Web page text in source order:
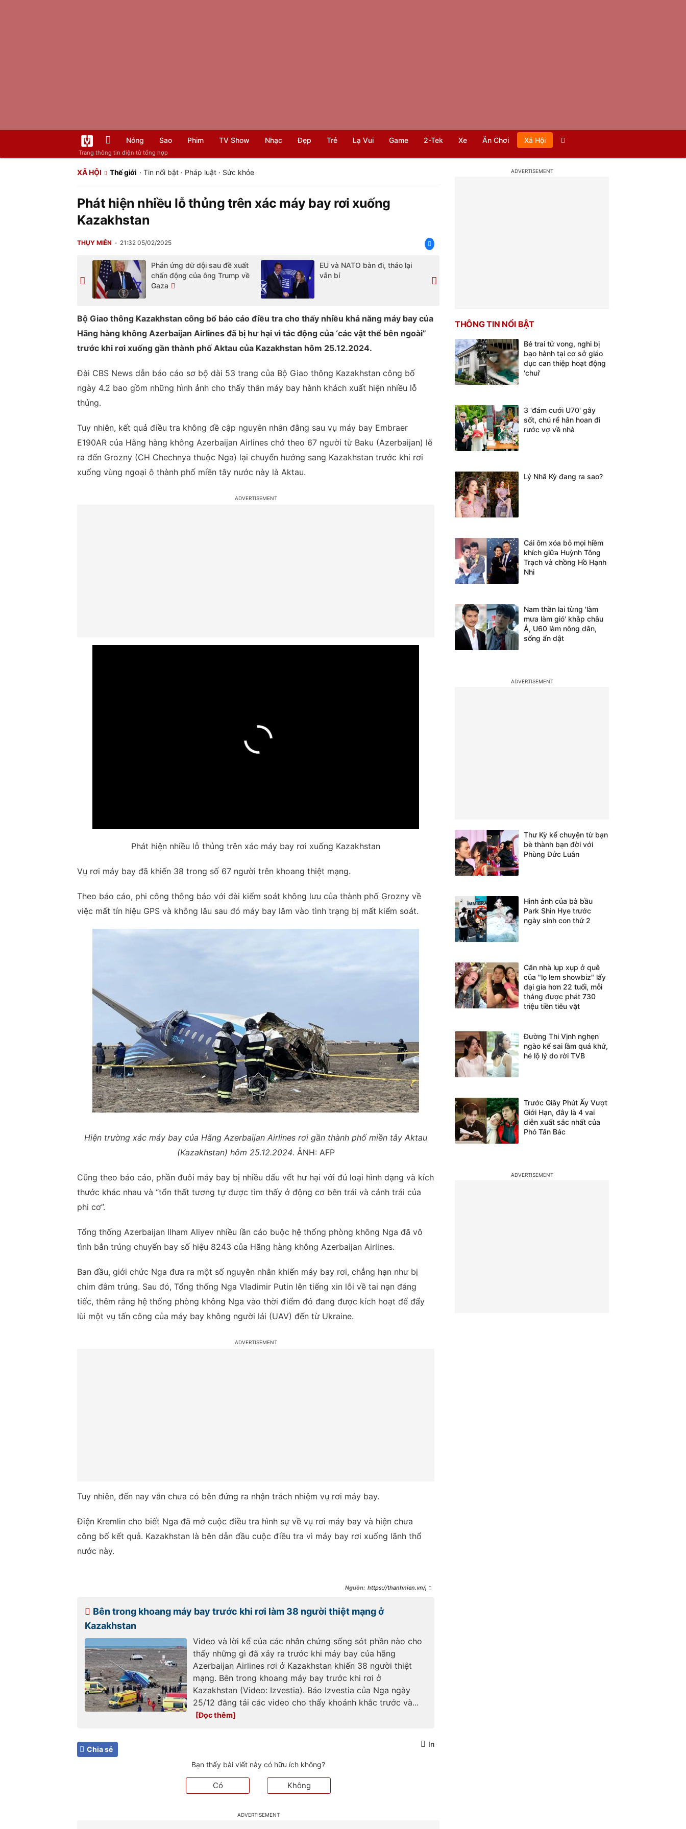
Trang thông tin điện tử tổng hợp
Nóng Sao Phim TV Show Nhạc Đẹp Trẻ Lạ Vui Game 2-Tek Xe Ăn Chơi Xã Hội
XÃ HỘI Thế giới · Tin nổi bật· Pháp luật· Sức khỏe
Phát hiện nhiều lỗ thủng trên xác máy bay rơi xuống
Kazakhstan
THỤY MIÊN 21:32 05/02/2025
Phản ứng dữ dội sau đề xuất
chấn động của ông Trump về
Gaza
EU và NATO bàn đi, thảo lại
vẫn bí
Bộ Giao thông Kazakhstan công bố báo cáo điều tra cho thấy nhiều khả năng máy bay của
Hãng hàng không Azerbaijan Airlines đã bị hư hại vì tác động của ‘các vật thể bên ngoài”
trước khi rơi xuống gần thành phố Aktau của Kazakhstan hôm 25.12.2024.
Đài CBS News dẫn báo cáo sơ bộ dài 53 trang của Bộ Giao thông Kazakhstan công bố
ngày 4.2 bao gồm những hình ảnh cho thấy thân máy bay hành khách xuất hiện nhiều lỗ
thủng.
Tuy nhiên, kết quả điều tra không đề cập nguyên nhân đằng sau vụ máy bay Embraer
E190AR của Hãng hàng không Azerbaijan Airlines chở theo 67 người từ Baku (Azerbaijan) lẽ
ra đến Grozny (CH Chechnya thuộc Nga) lại chuyển hướng sang Kazakhstan trước khi rơi
xuống vùng ngoại ô thành phố miền tây nước này là Aktau.
Phát hiện nhiều lỗ thủng trên xác máy bay rơi xuống Kazakhstan
Vụ rơi máy bay đã khiến 38 trong số 67 người trên khoang thiệt mạng.
Theo báo cáo, phi công thông báo với đài kiểm soát không lưu của thành phố Grozny về
việc mất tín hiệu GPS và không lâu sau đó máy bay lâm vào tình trạng bị mất kiểm soát.
Hiện trường xác máy bay của Hãng Azerbaijan Airlines rơi gần thành phố miền tây Aktau
(Kazakhstan) hôm 25.12.2024. ẢNH: AFP
Cũng theo báo cáo, phần đuôi máy bay bị nhiều dấu vết hư hại với đủ loại hình dạng và kích
thước khác nhau và “tổn thất tương tự được tìm thấy ở động cơ bên trái và cánh trái của
phi cơ”.
Tổng thống Azerbaijan Ilham Aliyev nhiều lần cáo buộc hệ thống phòng không Nga đã vô
tình bắn trúng chuyến bay số hiệu 8243 của Hãng hàng không Azerbaijan Airlines.
Ban đầu, giới chức Nga đưa ra một số nguyên nhân khiến máy bay rơi, chẳng hạn như bị
chim đâm trúng. Sau đó, Tổng thống Nga Vladimir Putin lên tiếng xin lỗi về tai nạn đáng
tiếc, thêm rằng hệ thống phòng không Nga vào thời điểm đó đang được kích hoạt để đẩy
lùi một vụ tấn công của máy bay không người lái (UAV) đến từ Ukraine.
Tuy nhiên, đến nay vẫn chưa có bên đứng ra nhận trách nhiệm vụ rơi máy bay.
Điện Kremlin cho biết Nga đã mở cuộc điều tra hình sự về vụ rơi máy bay và hiện chưa
công bố kết quả. Kazakhstan là bên dẫn đầu cuộc điều tra vì máy bay rơi xuống lãnh thổ
nước này.
https://thanhnien.vn/ph
kazakhstan-
185250205092559938.htm
Bên trong khoang máy bay trước khi rơi làm 38 người thiệt mạng ở
Kazakhstan
Video và lời kể của các nhân chứng sống sót phần nào cho
thấy những gì đã xảy ra trước khi máy bay của hãng
Azerbaijan Airlines rơi ở Kazakhstan khiến 38 người thiệt
mạng. Bên trong khoang máy bay trước khi rơi ở
Kazakhstan (Video: Izvestia). Báo Izvestia của Nga ngày
25/12 đăng tải các video cho thấy khoảnh khắc trước và...
In
Chia sẻ
Bạn thấy bài viết này có hữu ích không?
Có Không
THÔNG TIN NỔI BẬT
Bé trai tử vong, nghi bị
bạo hành tại cơ sở giáo
dục can thiệp hoạt động
'chui'
3 'đám cưới U70' gây
sốt, chú rể hân hoan đi
rước vợ về nhà
Lý Nhã Kỳ đang ra sao?
Cái ôm xóa bỏ mọi hiềm
khích giữa Huỳnh Tông
Trạch và chồng Hồ Hạnh
Nhi
Nam thần lai từng 'làm
mưa làm gió' khắp châu
Á, U60 làm nông dân,
sống ẩn dật
Thư Kỳ kể chuyện từ bạn
bè thành bạn đời với
Phùng Đức Luân
Hình ảnh của bà bầu
Park Shin Hye trước
ngày sinh con thứ 2
Căn nhà lụp xụp ở quê
của "lọ lem showbiz" lấy
đại gia hơn 22 tuổi, mỗi
tháng được phát 730
triệu tiền tiêu vặt
Đường Thi Vịnh nghẹn
ngào kể sai lầm quá khứ,
hé lộ lý do rời TVB
Trước Giây Phút Ấy Vượt
Giới Hạn, đây là 4 vai
diễn xuất sắc nhất của
Phó Tân Bác